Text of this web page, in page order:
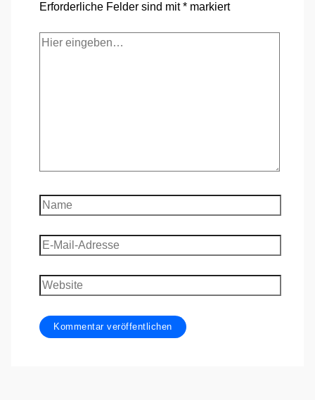
Erforderliche Felder sind mit* markiert
Hier
Name
E-
Mail-
Adresse
Website